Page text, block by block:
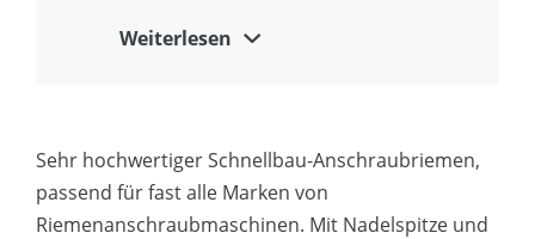
Schwarz phosphatiert (ZF) für hohe
Gipskartonplatten auf Holzprofilen
Weiterlesen
Sehr hochwertiger Schnellbau-Anschraubriemen,
passend für fast alle Marken von
Riemenanschraubmaschinen. Mit Nadelspitze und